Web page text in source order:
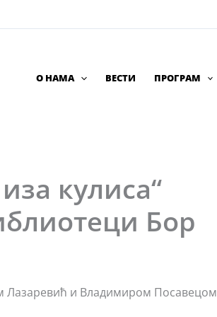
О НАМА ВЕСТИ ПРОГРАМ
кулиса“
Бор
Лазаревић и Владимиром Посавецом